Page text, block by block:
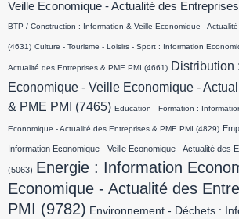
Veille Economique - Actualité des
BTP / Construction : Information & Veille Economique -
(4631) Culture - Tourisme - Loisirs - Sport : Information
Actualité des Entreprises & PME PMI (4661) Distribution
Economique - Veille Economique -
& PME PMI
(7465) Education - Formation :
Economique - Actualité des Entreprises & PME PMI (4829)
Information Economique - Veille Economique - Actualité des
(5063) Energie : Information
Economique - Actualité des
PMI (9782) Environnement - Déchets :